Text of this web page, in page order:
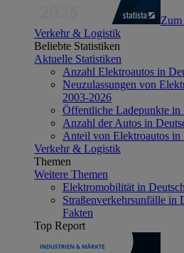
Zum
Verkehr & Logistik
Beliebte Statistiken
Aktuelle Statistiken
Anzahl Elektroautos in
Neuzulassungen von
2003-2026
Öffentliche Ladepunkte in
Anzahl der Autos in
Anteil von Elektroautos in
Verkehr & Logistik
Themen
Weitere Themen
Elektromobilität in
Straßenverkehrsunfälle in
Fakten
Top Report